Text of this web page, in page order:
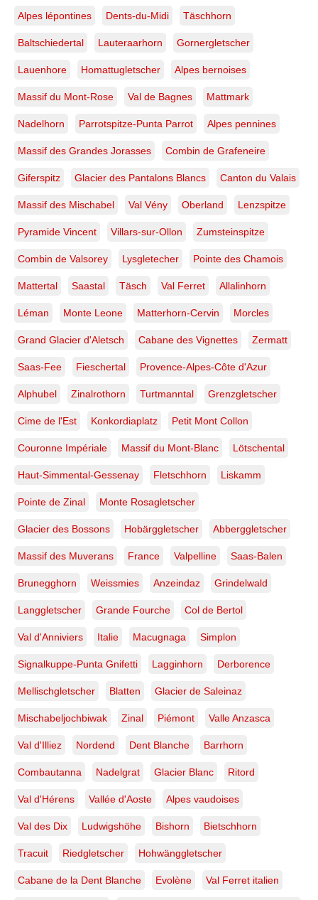
Tirage
exclusif
Alpes lépontines Dents-du-Midi Täschhorn
Baltschiedertal Lauteraarhorn Gornergletscher
Lauenhore Homattugletscher Alpes bernoises
Massif du Mont-Rose Val de Bagnes Mattmark
Nadelhorn Parrotspitze-Punta Parrot Alpes pennines
Massif des Grandes Jorasses Combin de Grafeneire
Giferspitz Glacier des Pantalons Blancs Canton du Valais
Massif des Mischabel Val Vény Oberland Lenzspitze
Pyramide Vincent Villars-sur-Ollon Zumsteinspitze
Combin de Valsorey Lysgletecher Pointe des Chamois
Mattertal Saastal Täsch Val Ferret Allalinhorn
Léman Monte Leone Matterhorn-Cervin Morcles
Grand Glacier d'Aletsch Cabane des Vignettes Zermatt
Saas-Fee Fieschertal Provence-Alpes-Côte d'Azur
Alphubel Zinalrothorn Turtmanntal Grenzgletscher
Cime de l'Est Konkordiaplatz Petit Mont Collon
Couronne Impériale Massif du Mont-Blanc Lötschental
Haut-Simmental-Gessenay Fletschhorn Liskamm
Pointe de Zinal Monte Rosagletscher
Glacier des Bossons Hobärggletscher Abberggletscher
Massif des Muverans France Valpelline Saas-Balen
Brunegghorn Weissmies Anzeindaz Grindelwald
Langgletscher Grande Fourche Col de Bertol
Val d'Anniviers Italie Macugnaga Simplon
Signalkuppe-Punta Gnifetti Lagginhorn Derborence
Mellischgletscher Blatten Glacier de Saleinaz
Mischabeljochbiwak Zinal Piémont Valle Anzasca
Val d'Illiez Nordend Dent Blanche Barrhorn
Combautanna Nadelgrat Glacier Blanc Ritord
Val d'Hérens Vallée d'Aoste Alpes vaudoises
Val des Dix Ludwigshöhe Bishorn Bietschhorn
Tracuit Riedgletscher Hohwänggletscher
Cabane de la Dent Blanche Evolène Val Ferret italien